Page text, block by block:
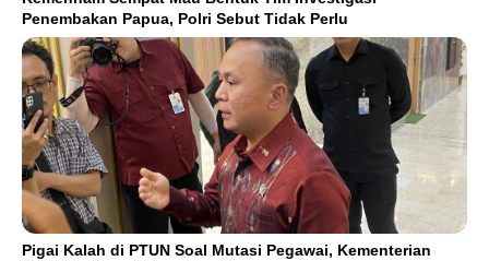
Penembakan Papua, Polri Sebut Tidak Perlu
Pigai Kalah di PTUN Soal Mutasi Pegawai, Kementerian